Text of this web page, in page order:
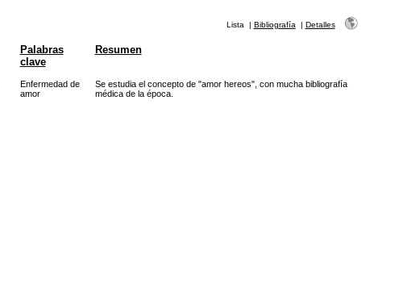
Lista | Bibliografía | Detalles
Palabras
clave
Resumen
Enfermedad de
amor
Se estudia el concepto de "amor hereos", con mucha bibliografía
médica de la época.